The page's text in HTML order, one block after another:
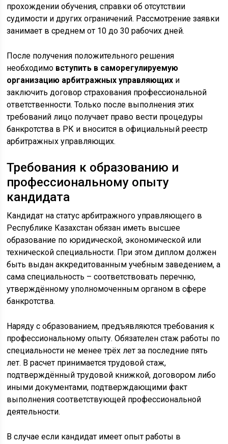
прохождении обучения, справки об отсутствии
судимости и других ограничений. Рассмотрение заявки
занимает в среднем от 10 до 30 рабочих дней.
После получения положительного решения
необходимо вступить в саморегулируемую
организацию арбитражных управляющих и
заключить договор страхования профессиональной
ответственности. Только после выполнения этих
требований лицо получает право вести процедуры
банкротства в РК и вносится в официальный реестр
арбитражных управляющих.
Требования к образованию и
профессиональному опыту
кандидата
Кандидат на статус арбитражного управляющего в
Республике Казахстан обязан иметь высшее
образование по юридической, экономической или
технической специальности. При этом диплом должен
быть выдан аккредитованным учебным заведением, а
сама специальность – соответствовать перечню,
утверждённому уполномоченным органом в сфере
банкротства.
Наряду с образованием, предъявляются требования к
профессиональному опыту. Обязателен стаж работы по
специальности не менее трёх лет за последние пять
лет. В расчет принимается трудовой стаж,
подтверждённый трудовой книжкой, договором либо
иными документами, подтверждающими факт
выполнения соответствующей профессиональной
деятельности.
В случае если кандидат имеет опыт работы в